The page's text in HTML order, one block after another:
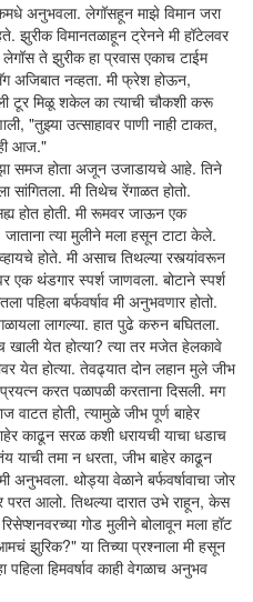
अनुभवला. लेगॉसहून माझे विमान जरा
झुरीक विमानतळाहून ट्रेनने मी हॉटेलवर
लेगॉस ते झुरीक हा प्रवास एकाच टाईम
अजिबात नव्हता. मी फ्रेश होऊन,
टूर मिळू शकेल का त्याची चौकशी करू
"तुझ्या उत्साहावर पाणी नाही टाकत,
आज."
समज होता अजून उजाडायचे आहे. तिने
सांगितला. मी तिथेच रेंगाळत होतो.
होत होती. मी रूमवर जाऊन एक
त्या मुलीने मला हसून टाटा केले.
होते. मी असाच तिथल्या रस्त्यांवरून
थंडगार स्पर्श जाणवला. बोटाने स्पर्श
बर्फवर्षाव मी अनुभवणार होतो.
लागल्या. हात पुढे करुन बघितला.
खाली येत होत्या? त्या तर मजेत हेलकावे
येत होत्या. तेवढ्यात दोन लहान मुले जीभ
करत पळापळी करताना दिसली. मग
वाटत होती, त्यामुळे जीभ पूर्ण बाहेर
काढून सरळ कशी धरायची याचा धडाच
याची तमा न धरता, जीभ बाहेर काढून
थोड्या वेळाने बर्फवर्षावाचा जोर
परत आलो. तिथल्या दारात उभे राहून, केस
गोड मुलीने बोलावून मला हॉट
झुरिक?" या तिच्या प्रश्नाला मी हसून
हिमवर्षाव काही वेगळाच अनुभव